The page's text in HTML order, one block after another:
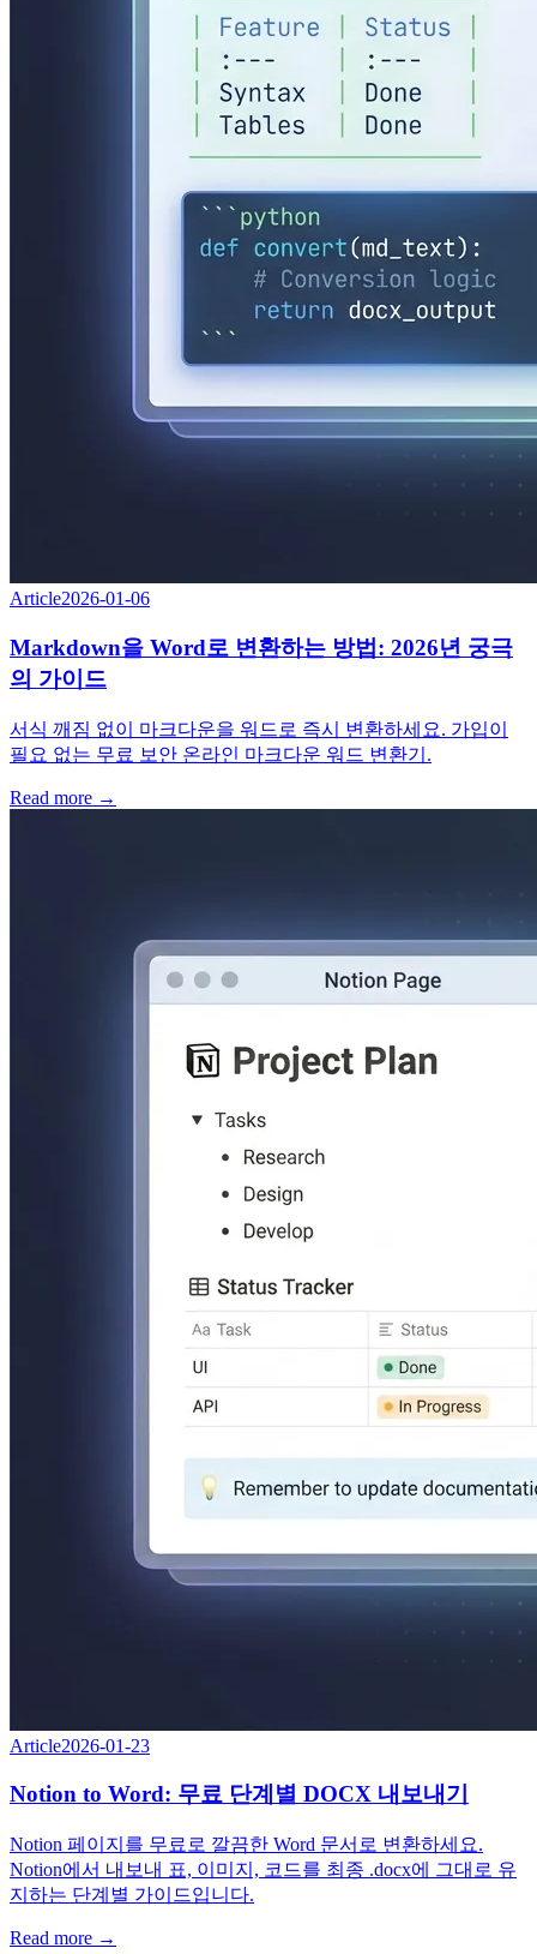
Article2026-01-06
Markdown을 Word로 변환하는 방법: 2026년 궁극
의 가이드
서식 깨짐 없이 마크다운을 워드로 즉시 변환하세요. 가입이
필요 없는 무료 보안 온라인 마크다운 워드 변환기.
Read more →
Article2026-01-23
Notion to Word: 무료 단계별 DOCX 내보내기
Notion 페이지를 무료로 깔끔한 Word 문서로 변환하세요.
Notion에서 내보내 표, 이미지, 코드를 최종 .docx에 그대로 유
지하는 단계별 가이드입니다.
Read more →